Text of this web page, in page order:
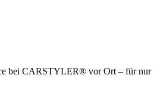
bei CARSTYLER® vor Ort – für nur